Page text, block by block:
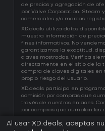
de precios y agregación de
por Valve Corporation. Steam
comerciales y/o marcas
XD.deals utiliza datos
muestra información de
fines informativos. No
garantizamos la exactitud,
claves mostradas. Verifica
directamente en el sitio de la
compra de claves digitales en
propio riesgo del usuario.
XD.deals participa en
comisión por compras que
través de nuestros enlaces.
por compras que cumplan los
Al usar XD.deals, aceptas